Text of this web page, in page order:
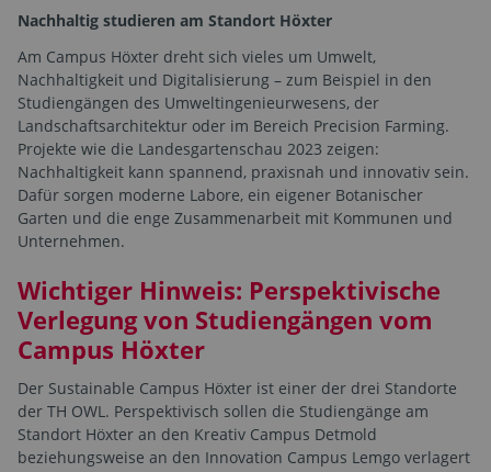
Nachhaltig studieren am Standort Höxter
Am Campus Höxter dreht sich vieles um Umwelt,
Nachhaltigkeit und Digitalisierung – zum Beispiel in den
Studiengängen des Umweltingenieurwesens, der
Landschaftsarchitektur oder im Bereich Precision Farming.
Projekte wie die Landesgartenschau 2023 zeigen:
Nachhaltigkeit kann spannend, praxisnah und innovativ sein.
Dafür sorgen moderne Labore, ein eigener Botanischer
Garten und die enge Zusammenarbeit mit Kommunen und
Unternehmen.
Wichtiger Hinweis: Perspektivische
Verlegung von Studiengängen vom
Campus Höxter
Der Sustainable Campus Höxter ist einer der drei Standorte
der TH OWL. Perspektivisch sollen die Studiengänge am
Standort Höxter an den Kreativ Campus Detmold
beziehungsweise an den Innovation Campus Lemgo verlagert